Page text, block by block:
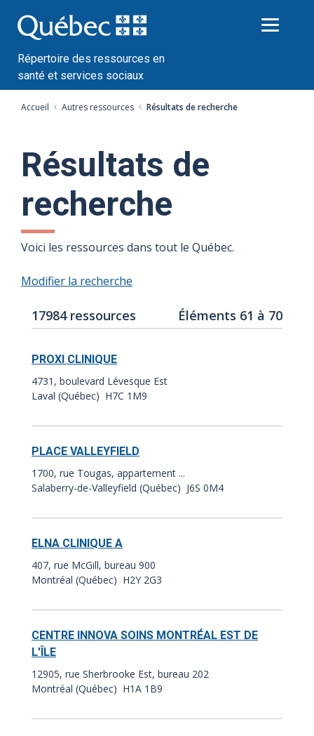
au
contenu
Répertoire des ressources en
santé et services sociaux
Accueil Autres ressources Résultats de recherche
Résultats de
recherche
Voici les ressources dans tout le Québec.
Modifier la recherche
Nombre
de
résultats
17984 ressources
Index
des
résultats:
Éléments 61 à 70
PROXI CLINIQUE
4731, boulevard Lévesque Est
Laval (Québec) H7C 1M9
PLACE VALLEYFIELD
1700, rue Tougas, appartement ...
Salaberry-de-Valleyfield (Québec) J6S 0M4
ELNA CLINIQUE A
407, rue McGill, bureau 900
Montréal (Québec) H2Y 2G3
CENTRE INNOVA SOINS MONTRÉAL EST DE
L'ÎLE
12905, rue Sherbrooke Est, bureau 202
Montréal (Québec) H1A 1B9